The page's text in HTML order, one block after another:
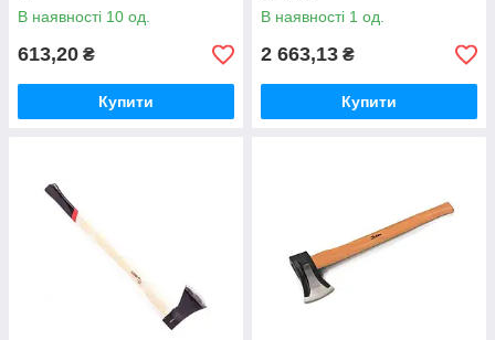
В наявності 10 од.
613,20 ₴
Купити
В наявності 1 од.
2 663,13 ₴
Купити